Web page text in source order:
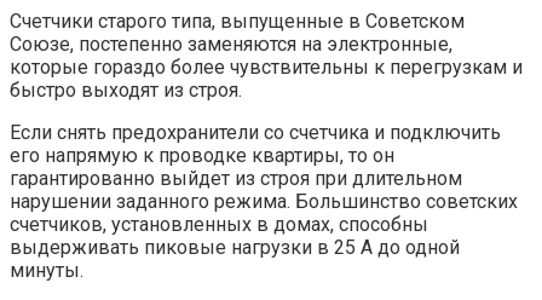
Счетчики старого типа, выпущенные в Советском
Союзе, постепенно заменяются на электронные,
которые гораздо более чувствительны к перегрузкам и
быстро выходят из строя.
Если снять предохранители со счетчика и подключить
его напрямую к проводке квартиры, то он
гарантированно выйдет из строя при длительном
нарушении заданного режима. Большинство советских
счетчиков, установленных в домах, способны
выдерживать пиковые нагрузки в 25 А до одной
минуты.